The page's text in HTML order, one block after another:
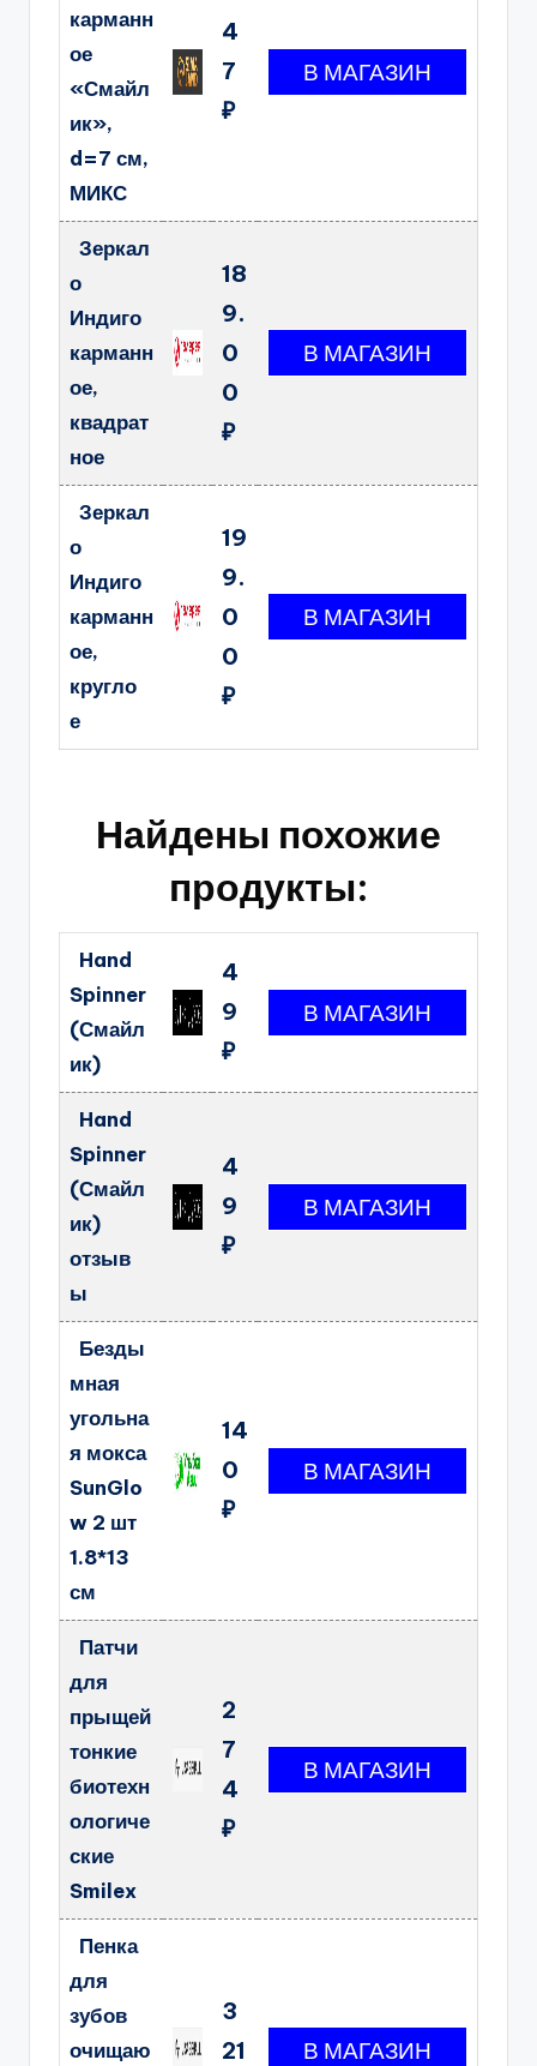
карманн
ое
«Смайл
ик»,
d=7 см,
МИКС
4
7
₽
Зеркал
о
Индиго
карманн
ое,
квадрат
ное
18
9.
0
0
₽
Зеркал
о
Индиго
карманн
ое,
кругло
е
19
9.
0
0
₽
Найдены похожие
продукты:
Hand
Spinner
(Смайл
ик)
4
9
₽
Hand
Spinner
(Смайл
ик)
отзыв
ы
4
9
₽
Безды
мная
угольна
я мокса
SunGlo
w 2 шт
1.8*13
см
14
0
₽
Патчи
для
прыщей
тонкие
биотехн
ологиче
ские
Smilex
2
7
4
₽
Пенка
для
зубов
очищаю
3
21